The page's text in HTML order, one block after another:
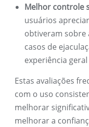
Melhor controle
usuários
obtiveram sobre
casos de
experiência
Estas avaliações
com o uso
melhorar
melhorar a